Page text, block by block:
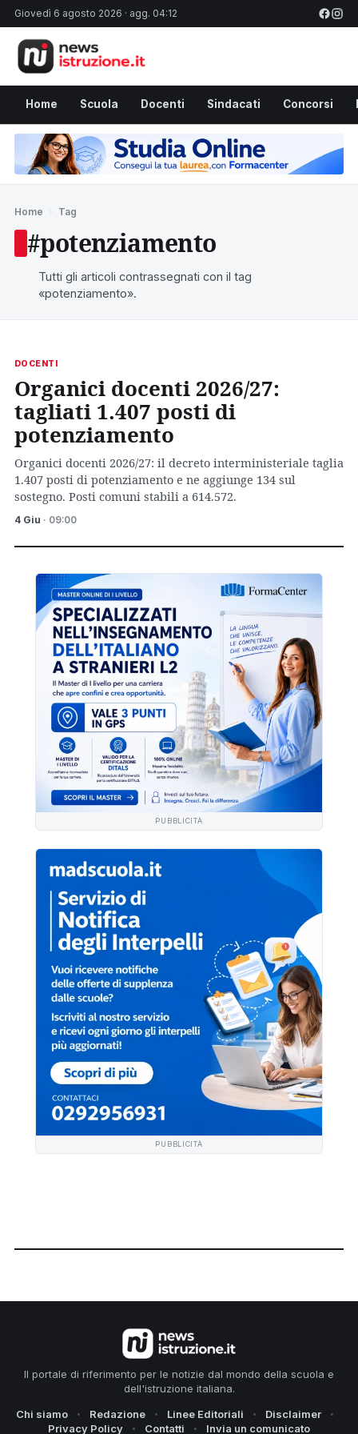
Giovedì 6 agosto 2026 · agg. 04:12
Home Scuola Docenti Sindacati Concorsi
Home Tag
#potenziamento
Tutti gli articoli contrassegnati con il tag
«potenziamento».
DOCENTI
Organici docenti 2026/27:
tagliati 1.407 posti di
potenziamento
Organici docenti 2026/27: il decreto interministeriale taglia
1.407 posti di potenziamento e ne aggiunge 134 sul
sostegno. Posti comuni stabili a 614.572.
4 Giu · 09:00
PUBBLICITÀ
PUBBLICITÀ
Il portale di riferimento per le notizie dal mondo della scuola e
dell'istruzione italiana.
Chi siamo
Redazione Linee Editoriali
Disclaimer
Privacy Policy
Contatti Invia un comunicato